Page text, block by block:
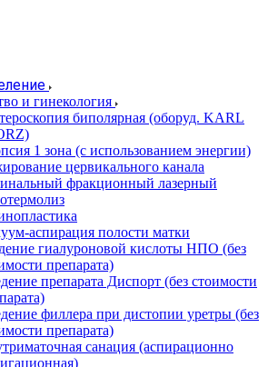
и гинекология
биполярная (оборуд. KARL
1 зона (с использованием энергии)
цервикального канала
фракционный лазерный
аспирация полости матки
гиалуроновой кислоты НПО (без
препарата)
препарата Диспорт (без стоимости
филлера при дистопии уретры (без
препарата)
санация (аспирационно